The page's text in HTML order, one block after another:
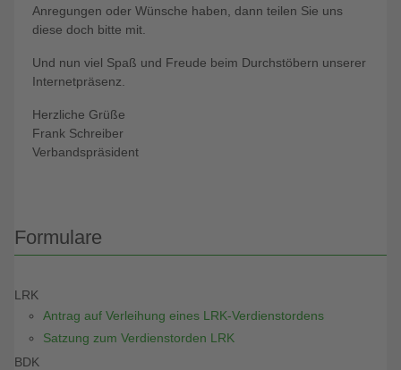
Anregungen oder Wünsche haben, dann teilen Sie uns
diese doch bitte mit.
Und nun viel Spaß und Freude beim Durchstöbern unserer
Internetpräsenz.
Herzliche Grüße
Frank Schreiber
Verbandspräsident
Formulare
LRK
Antrag auf Verleihung eines LRK-Verdienstordens
Satzung zum Verdienstorden LRK
BDK